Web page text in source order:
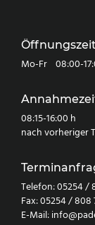
Mo-Fr 08:00-
08:15-16:00 h
nach vorheriger
Telefon:05254 /
Fax:05254 / 808
E-Mail: